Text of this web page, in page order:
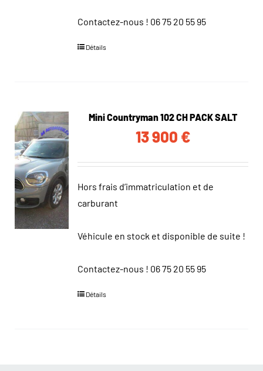
Contactez-nous ! 06 75 20 55 95
Détails
Mini Countryman 102 CH PACK SALT
13 900 €
Hors frais d’immatriculation et de
carburant
Véhicule en stock et disponible de suite !
Contactez-nous ! 06 75 20 55 95
Détails